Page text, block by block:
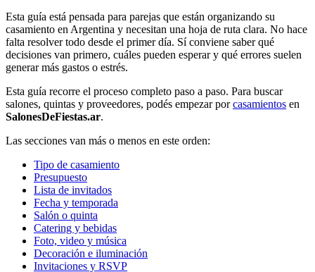
Esta guía está pensada para parejas que están organizando su
casamiento en Argentina y necesitan una hoja de ruta clara. No hace
falta resolver todo desde el primer día. Sí conviene saber qué
decisiones van primero, cuáles pueden esperar y qué errores suelen
generar más gastos o estrés.
Esta guía recorre el proceso completo paso a paso. Para buscar
salones, quintas y proveedores, podés empezar porcasamientos en
SalonesDeFiestas.ar.
Las secciones van más o menos en este orden:
Tipo de casamiento
Presupuesto
Lista de invitados
Fecha y temporada
Salón o quinta
Catering y bebidas
Foto, video y música
Decoración e iluminación
Invitaciones y RSVP